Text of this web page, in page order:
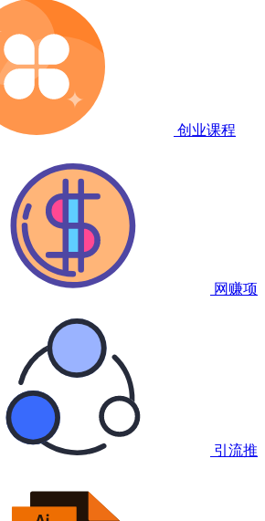
创业课程
网赚项
引流推